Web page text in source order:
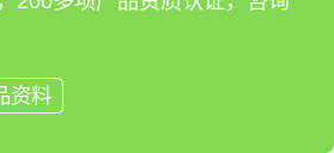
资料
来电咨询